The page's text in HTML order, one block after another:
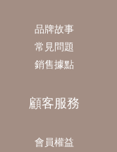
品牌故事
常見問題
銷售據點
顧客服務
會員權益